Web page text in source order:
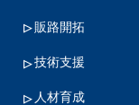
販路開拓
技術支援
人材育成